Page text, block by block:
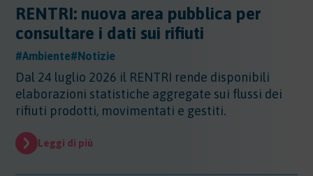
RENTRI: nuova area pubblica per
consultare i dati sui rifiuti
#Ambiente#Notizie
Dal 24 luglio 2026 il RENTRI rende disponibili
elaborazioni statistiche aggregate sui flussi dei
rifiuti prodotti, movimentati e gestiti.
Leggi di più